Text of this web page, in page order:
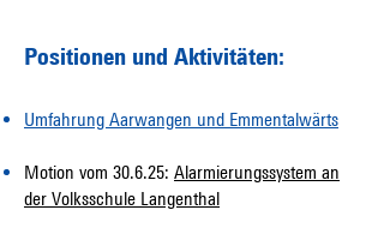
Positionen und Aktivitäten:
Umfahrung Aarwangen und Emmentalwärts
Motion vom 30.6.25: Alarmierungssystem an
der Volksschule Langenthal